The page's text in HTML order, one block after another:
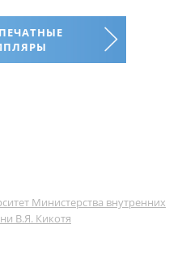
Министерства внутренних
В.Я. Кикотя